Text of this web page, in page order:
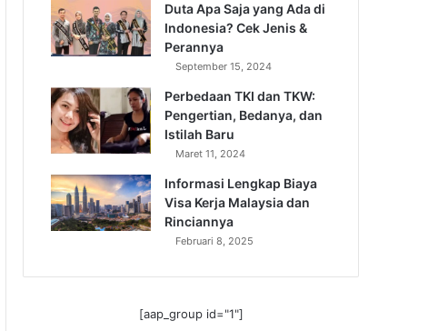
Duta Apa Saja yang Ada di
Indonesia? Cek Jenis &
Perannya
September 15, 2024
Perbedaan TKI dan TKW:
Pengertian, Bedanya, dan
Istilah Baru
Maret 11, 2024
Informasi Lengkap Biaya
Visa Kerja Malaysia dan
Rinciannya
Februari 8, 2025
[aap_group id="1"]